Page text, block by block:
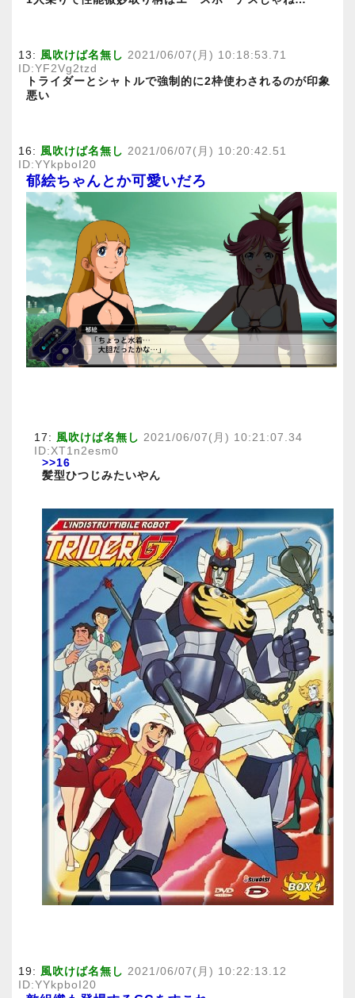
13: 風吹けば名無し 2021/06/07(月) 10:18:53.71
ID:YF2Vg2tzd
トライダーとシャトルで強制的に2枠使わされるのが印象
悪い
16: 風吹けば名無し 2021/06/07(月) 10:20:42.51
ID:YYkpboI20
郁絵ちゃんとか可愛いだろ
17: 風吹けば名無し 2021/06/07(月) 10:21:07.34
ID:XT1n2esm0
>>16
髪型ひつじみたいやん
19: 風吹けば名無し 2021/06/07(月) 10:22:13.12
ID:YYkpboI20